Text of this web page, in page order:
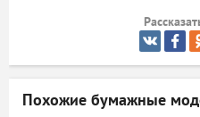
Похожие бумажные